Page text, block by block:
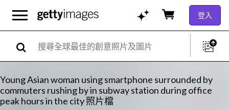
登入
Young Asian woman using smartphone surrounded by
commuters rushing by in subway station during office
peak hours in the city 照片檔